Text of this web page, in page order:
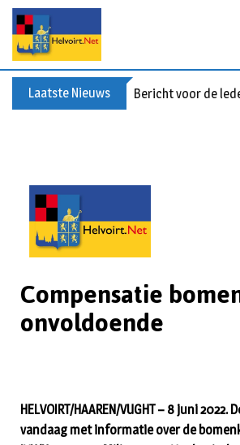
Laatste Nieuws Bericht voor de
Compensatie
onvoldoende
HELVOIRT/HAAREN/VUGHT – 8 juni
vandaag met informatie over de